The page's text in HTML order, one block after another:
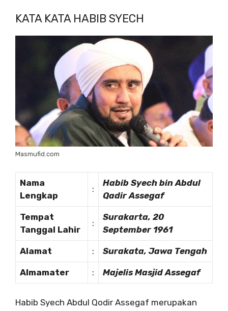
KATA KATA HABIB SYECH
Masmufid.com
Nama
Lengkap
:
Habib Syech bin Abdul
Qadir Assegaf
Tempat
Tanggal Lahir
:
Surakarta, 20
September 1961
Alamat : Surakata, Jawa Tengah
Almamater : Majelis Masjid Assegaf
Habib Syech Abdul Qodir Assegaf merupakan